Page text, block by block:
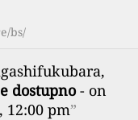
bs/
dostupno- on
12:00 pm”